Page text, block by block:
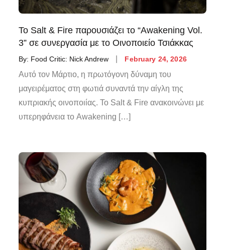
Το Salt & Fire παρουσιάζει το “Awakening Vol.
3” σε συνεργασία με το Οινοποιείο Τσιάκκας
By: Food Critic: Nick Andrew February 24, 2026
Αυτό τον Μάρτιο, η πρωτόγονη δύναμη του
μαγειρέματος στη φωτιά συναντά την αίγλη της
κυπριακής οινοποιίας. Το Salt & Fire ανακοινώνει με
υπερηφάνεια το Awakening […]